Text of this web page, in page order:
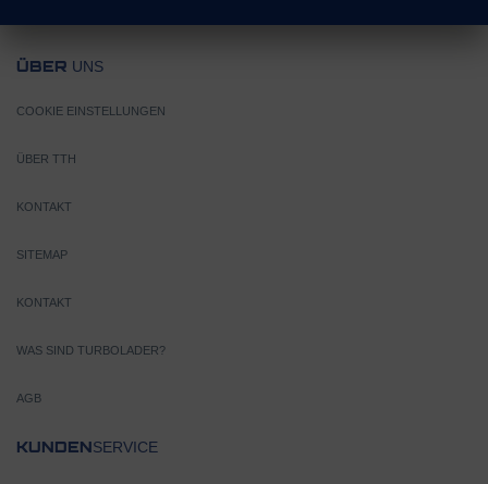
ÜBER UNS
COOKIE EINSTELLUNGEN
ÜBER TTH
KONTAKT
SITEMAP
KONTAKT
WAS SIND TURBOLADER?
AGB
KUNDENSERVICE